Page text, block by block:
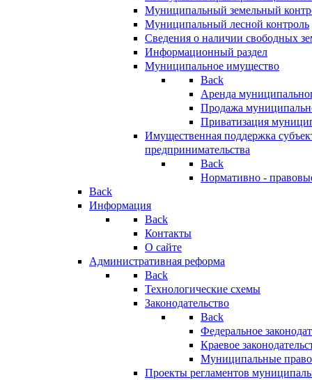
Муниципальный земельный
Муниципальный лесной контроль
Сведения о наличии свободных
Информационный раздел
Муниципальное имущество
Back
Аренда
Продажа
Приватизация
Имущественная поддержка
предпринимательства
Back
Нормативно -
Back
Информация
Back
Контакты
О сайте
Административная реформа
Back
Технологические схемы
Законодательство
Back
Федеральное
Краевое
Муниципальные
Проекты регламентов